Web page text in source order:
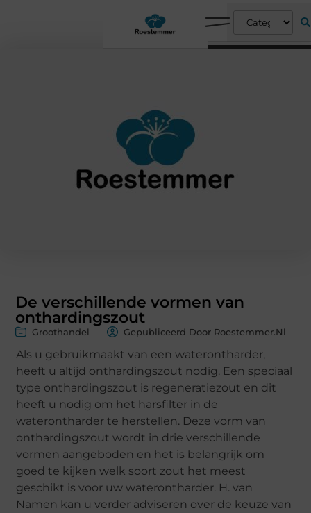
De verschillende vormen van
onthardingszout
Groothandel Gepubliceerd Door Roestemmer.nl
Als u gebruikmaakt van een waterontharder,
heeft u altijd onthardingszout nodig. Een speciaal
type onthardingszout is regeneratiezout en dit
heeft u nodig om het harsfilter in de
waterontharder te herstellen. Deze vorm van
onthardingszout wordt in drie verschillende
vormen aangeboden en het is belangrijk om
goed te kijken welk soort zout het meest
geschikt is voor uw waterontharder. H. van
Namen kan u verder adviseren over de keuze van